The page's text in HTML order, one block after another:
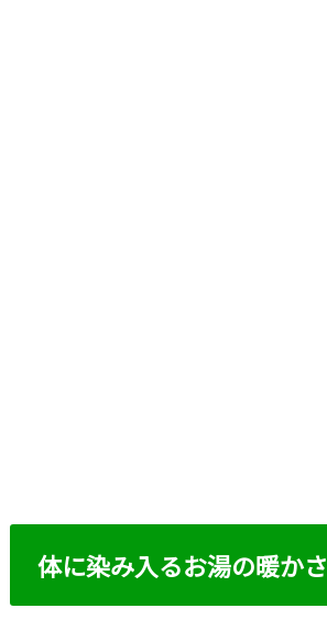
体に染み入るお湯の暖かさ